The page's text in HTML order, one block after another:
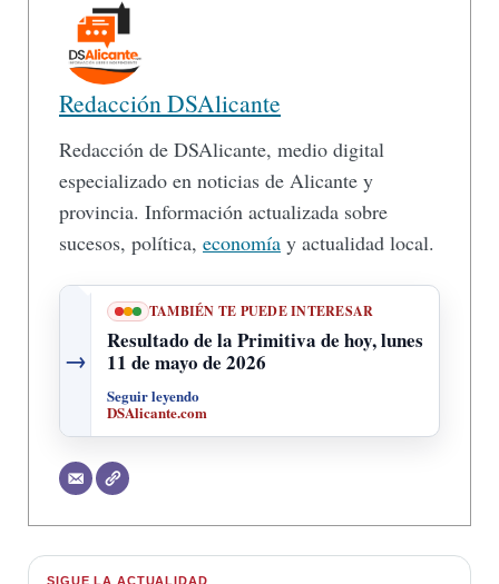
Redacción DSAlicante
Redacción de DSAlicante, medio digital
especializado en noticias de Alicante y
provincia. Información actualizada sobre
sucesos, política, economía y actualidad local.
→
TAMBIÉN TE PUEDE INTERESAR
Resultado de la Primitiva de hoy, lunes
11 de mayo de 2026
Seguir leyendo
DSAlicante.com
SIGUE LA ACTUALIDAD